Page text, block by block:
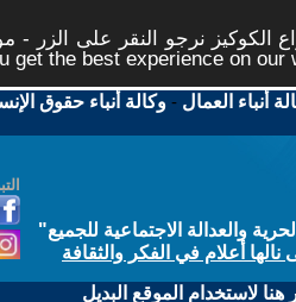
نرجو النقر على الزر -
get the best experience on our
أنباء العمال -وكالة أنباء حقوق
والعدالة الاجتماعية للجميع"
أعلام في الفكر والثقافة
لاستخدام الموقع البديل